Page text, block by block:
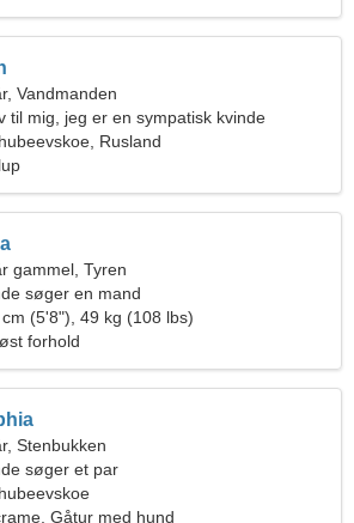
Vandmanden
til mig, jeg er en sympatisk kvinde
Rusland
gammel, Tyren
søger en mand
(5'8"), 49 kg (108 lbs)
forhold
Stenbukken
søger et par
Gåtur med hund